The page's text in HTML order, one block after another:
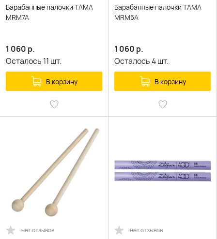
Барабанные палочки TAMA
MRM7A
1 060 р.
Осталось 11 шт.
В корзину
Барабанные палочки TAMA
MRM5A
1 060 р.
Осталось4шт.
В корзину
нет отзывов нет отзывов